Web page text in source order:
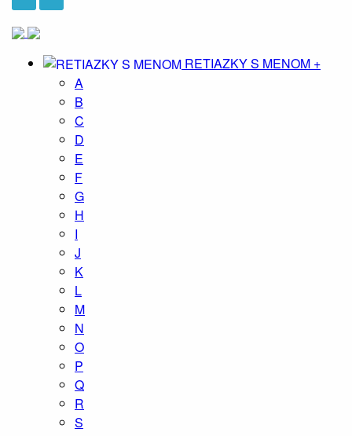
RETIAZKY S MENOM +
A
B
C
D
E
F
G
H
I
J
K
L
M
N
O
P
Q
R
S